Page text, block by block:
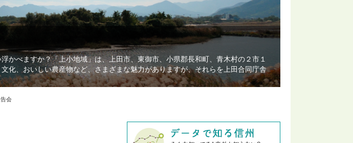
かべますか？「上小地域」は、上田市、東御市、小県郡長和町、青木村の２市１
化、おいしい農産物など、さまざまな魅力がありますが、それらを上田合同庁舎
会